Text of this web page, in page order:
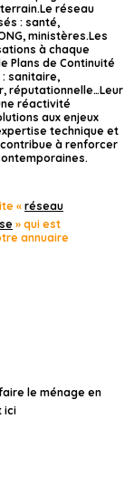
réseau
: santé,
ministères.Les
à chaque
Plans de Continuité
: sanitaire,
réputationnelle…Leur
réactivité
aux enjeux
technique et
à renforcer
« réseau
» qui est
annuaire
le ménage en
ici